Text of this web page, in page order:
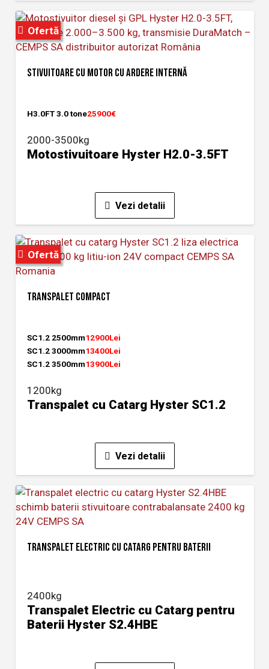
Ofertă
STIVUITOARE CU MOTOR CU ARDERE INTERNĂ
H3.0FT 3.0 tone25900€
2000-3500kg
Motostivuitoare Hyster H2.0-3.5FT
Vezi detalii
Ofertă
TRANSPALET COMPACT
SC1.2 2500mm12900Lei
SC1.2 3000mm13400Lei
SC1.2 3500mm13900Lei
1200kg
Transpalet cu Catarg Hyster SC1.2
Vezi detalii
TRANSPALET ELECTRIC CU CATARG PENTRU BATERII
2400kg
Transpalet Electric cu Catarg pentru
Baterii Hyster S2.4HBE